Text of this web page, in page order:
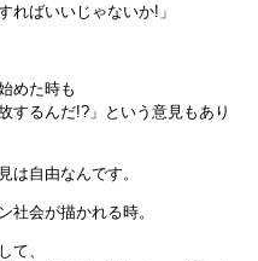
ばいいじゃないか!」
めた時も
するんだ!?」という意見もあり
は自由なんです。
社会が描かれる時。
て、